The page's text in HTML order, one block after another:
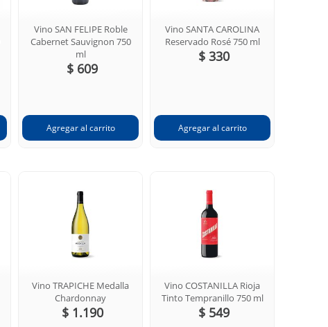
Vino SAN FELIPE Roble
Cabernet Sauvignon 750
ml
$ 609
Vino SANTA CAROLINA
Reservado Rosé 750 ml
$ 330
Vino TRAPICHE Medalla
Chardonnay
$ 1.190
Vino COSTANILLA Rioja
Tinto Tempranillo 750 ml
$ 549